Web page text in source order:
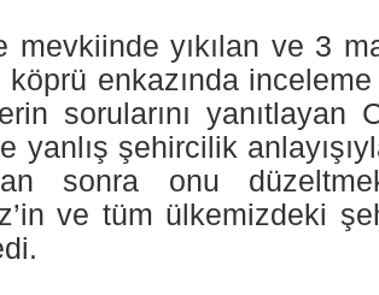
mevkiinde yıkılan ve 3
köprü enkazında
sorularını yanıtlayan
yanlış şehircilik
sonra onu
ve tüm ülkemizdeki